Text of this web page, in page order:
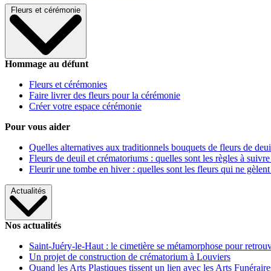
Fleurs et cérémonie
Hommage au défunt
Fleurs et cérémonies
Faire livrer des fleurs pour la cérémonie
Créer votre espace cérémonie
Pour vous aider
Quelles alternatives aux traditionnels bouquets de fleurs de
Fleurs de deuil et crématoriums : quelles sont les règles à
Fleurir une tombe en hiver : quelles sont les fleurs qui ne gèlent
Actualités
Nos actualités
Saint-Juéry-le-Haut : le cimetière se métamorphose pour
Un projet de construction de crématorium à Louviers
Quand les Arts Plastiques tissent un lien avec les Arts